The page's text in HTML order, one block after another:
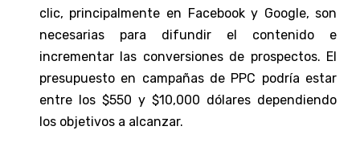
clic, principalmente en Facebook y Google, son
necesarias para difundir el contenido e
incrementar las conversiones de prospectos. El
presupuesto en campañas de PPC podría estar
entre los $550 y $10,000 dólares dependiendo
los objetivos a alcanzar.